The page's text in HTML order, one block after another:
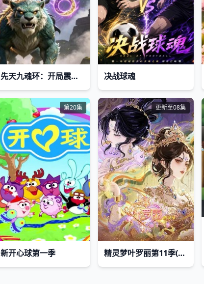
先天九魂环：开局震慑大荒魂兽 决战球魂
第20集
新开心球第一季
更新至08集
精灵梦叶罗丽第11季(下)